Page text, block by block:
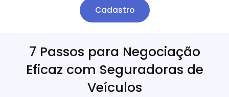
Cadastro
7 Passos para Negociação
Eficaz com Seguradoras de
Veículos